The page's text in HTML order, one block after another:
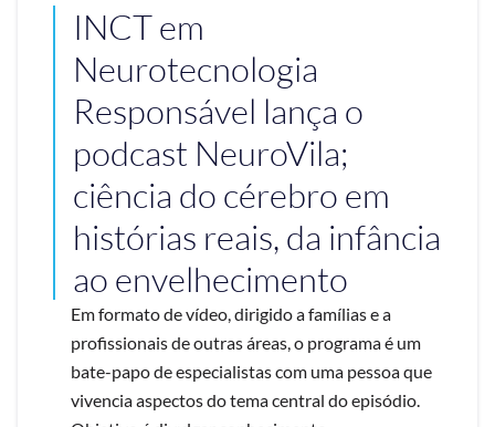
INCT em
Neurotecnologia
Responsável lança o
podcast NeuroVila;
ciência do cérebro em
histórias reais, da infância
ao envelhecimento
Em formato de vídeo, dirigido a famílias e a
profissionais de outras áreas, o programa é um
bate-papo de especialistas com uma pessoa que
vivencia aspectos do tema central do episódio.